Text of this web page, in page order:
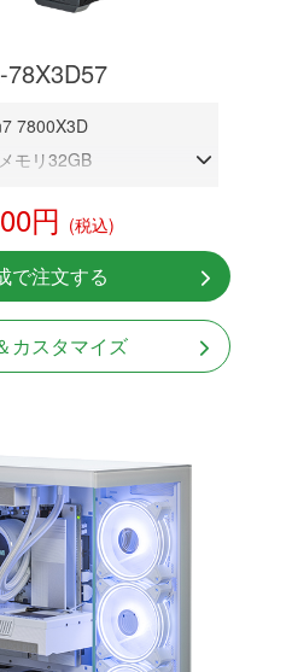
78X3D57
7800X3D
モリ32GB
1TB
Bluetooth対応
Home 64bit
リーン搭載
円 (税込)
で注文する
カスタマイズ